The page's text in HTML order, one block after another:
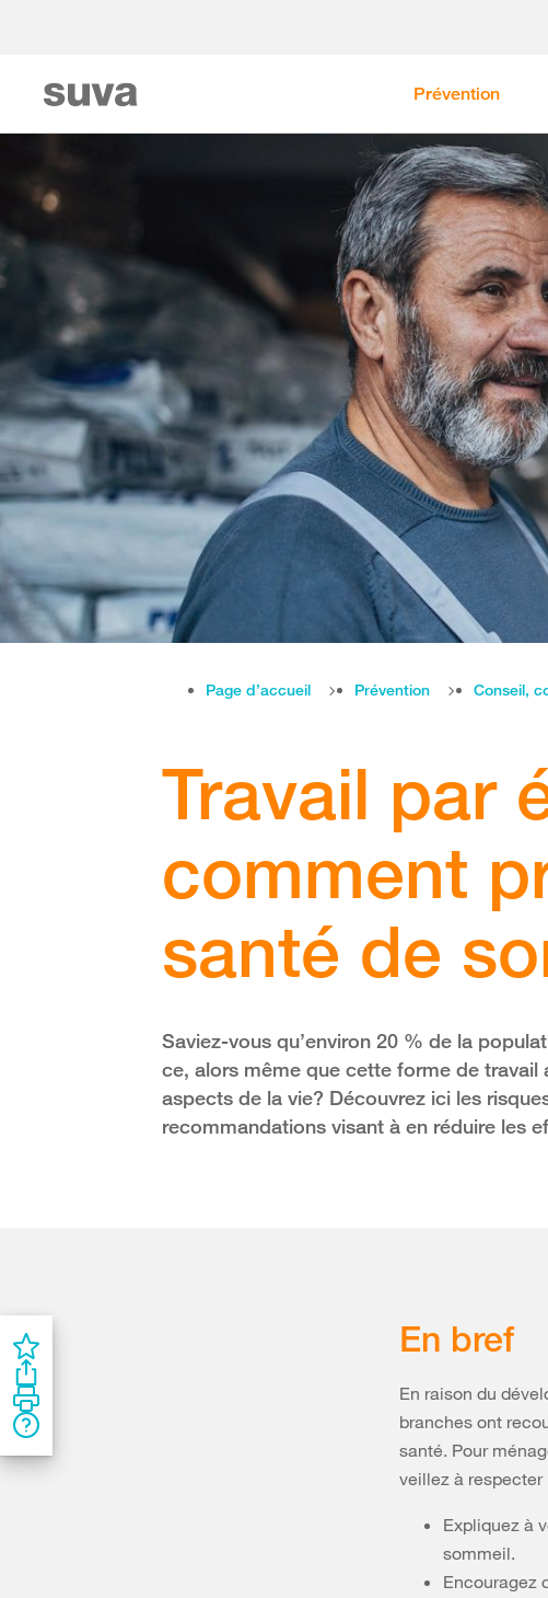
Prévention
Page d’accueil Prévention Conseil,
Travail par
comment
santé de
Saviez-vous qu’environ 20 % de la
ce, alors même que cette forme de
aspects de la vie? Découvrez ici les
recommandations visant à en réduire les
En bref
En raison du
branches ont
santé. Pour
veillez à
Expliquez à
sommeil.
Encouragez